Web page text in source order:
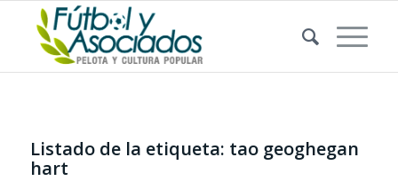
Listado de la etiqueta: tao geoghegan
hart